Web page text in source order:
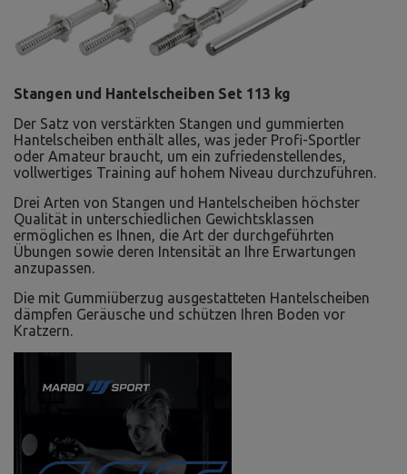
Stangen und Hantelscheiben Set 113 kg
Der Satz von verstärkten Stangen und gummierten
Hantelscheiben enthält alles, was jeder Profi-Sportler
oder Amateur braucht, um ein zufriedenstellendes,
vollwertiges Training auf hohem Niveau durchzuführen.
Drei Arten von Stangen und Hantelscheiben höchster
Qualität in unterschiedlichen Gewichtsklassen
ermöglichen es Ihnen, die Art der durchgeführten
Übungen sowie deren Intensität an Ihre Erwartungen
anzupassen.
Die mit Gummiüberzug ausgestatteten Hantelscheiben
dämpfen Geräusche und schützen Ihren Boden vor
Kratzern.